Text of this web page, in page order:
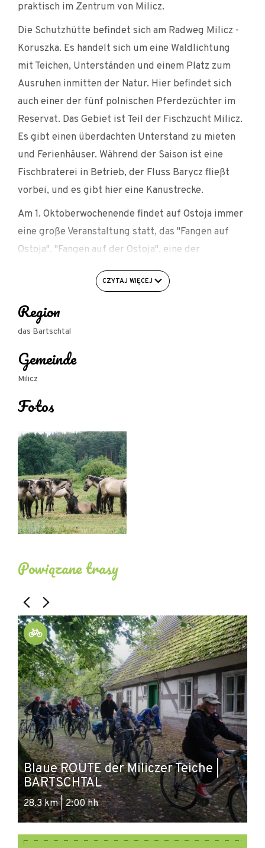
praktisch im Zentrum von Milicz.
Die Schutzhütte befindet sich am Radweg Milicz -
Koruszka. Es handelt sich um eine Waldlichtung
mit Teichen, Unterständen und einem Platz zum
Ausruhen inmitten der Natur. Hier befindet sich
auch einer der fünf polnischen Pferdezüchter im
Reservat. Das Gebiet ist Teil der Fischzucht Milicz.
Es gibt einen überdachten Unterstand zu mieten
und Ferienhäuser. Während der Saison ist eine
Fischbraterei in Betrieb, der Fluss Barycz fließt
vorbei, und es gibt hier eine Kanustrecke.
Am 1. Oktoberwochenende findet auf Ostoja immer
eine große Veranstaltung statt, das "Fangen auf
Ostoja". "Fangen auf der Ostoja", eine der
Karpfentage im Barycz-Tal.
Das Gebiet ist für die Öffentlichkeit zugänglich,
und es ist möglich, sich dort aufzuhalten und zu
Grillabend veranstalten möchten, wenden Sie sich
bitte an den Eigentümer.
CZYTAJ WIĘCEJ
Region
das Bartschtal
Gemeinde
Milicz
Fotos
Powiązane trasy
Blaue ROUTE der Miliczer Teiche |
BARTSCHTAL
28.3 km | 2:00 hh